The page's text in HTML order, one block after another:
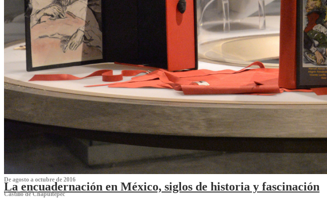
De agosto a octubre de 2016
La encuadernación en México, siglos de historia y fascinación
Castillo de Chapultepec